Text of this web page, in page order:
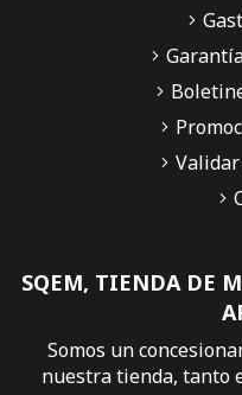
SQEM, TIENDA DE
Somos un
nuestra tienda, tanto